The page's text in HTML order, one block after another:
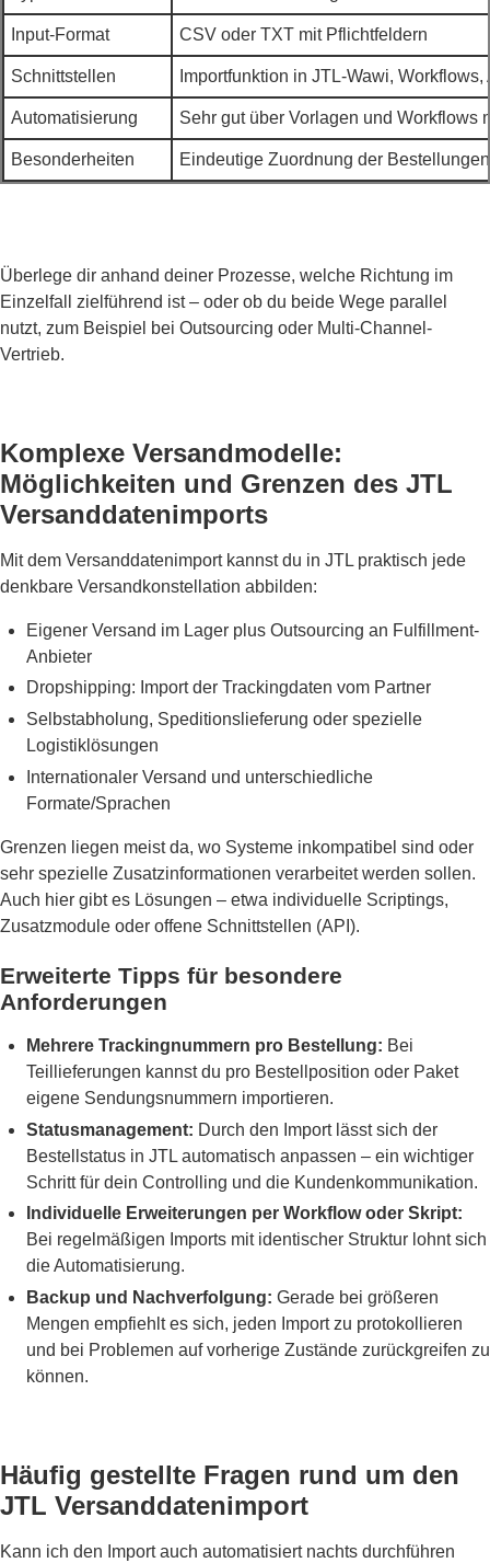
Input-Format CSV oder TXT mit Pflichtfeldern
Schnittstellen Importfunktion in JTL-Wawi, Workflows,
Automatisierung Sehr gut über Vorlagen und Workflows
Besonderheiten Eindeutige Zuordnung der
Überlege dir anhand deiner Prozesse, welche Richtung im
Einzelfall zielführend ist – oder ob du beide Wege parallel
nutzt, zum Beispiel bei Outsourcing oder Multi-Channel-
Vertrieb.
Komplexe Versandmodelle:
Möglichkeiten und Grenzen des JTL
Versanddatenimports
Mit dem Versanddatenimport kannst du in JTL praktisch jede
denkbare Versandkonstellation abbilden:
Eigener Versand im Lager plus Outsourcing an Fulfillment-
Anbieter
Dropshipping: Import der Trackingdaten vom Partner
Selbstabholung, Speditionslieferung oder spezielle
Logistiklösungen
Internationaler Versand und unterschiedliche
Formate/Sprachen
Grenzen liegen meist da, wo Systeme inkompatibel sind oder
sehr spezielle Zusatzinformationen verarbeitet werden sollen.
Auch hier gibt es Lösungen – etwa individuelle Scriptings,
Zusatzmodule oder offene Schnittstellen (API).
Erweiterte Tipps für besondere
Anforderungen
Mehrere Trackingnummern pro Bestellung: Bei
Teillieferungen kannst du pro Bestellposition oder Paket
eigene Sendungsnummern importieren.
Statusmanagement: Durch den Import lässt sich der
Bestellstatus in JTL automatisch anpassen – ein wichtiger
Schritt für dein Controlling und die Kundenkommunikation.
Individuelle Erweiterungen per Workflow oder Skript:
Bei regelmäßigen Imports mit identischer Struktur lohnt sich
die Automatisierung.
Backup und Nachverfolgung: Gerade bei größeren
Mengen empfiehlt es sich, jeden Import zu protokollieren
und bei Problemen auf vorherige Zustände zurückgreifen zu
können.
Häufig gestellte Fragen rund um den
JTL Versanddatenimport
Kann ich den Import auch automatisiert nachts durchführen